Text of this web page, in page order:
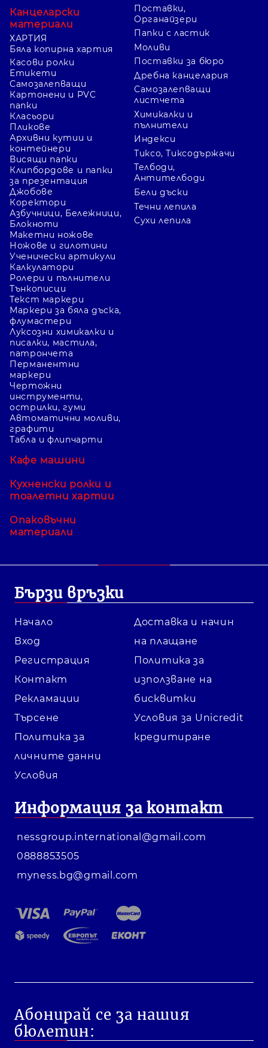
Канцеларски
материали
ХАРТИЯ
Бяла копирна хартия
Касови ролки
Етикети
Самозалепващи
Картонени и PVC
папки
Класьори
Пликове
Архивни кутии и
контейнери
Висящи папки
Клипбордове и папки
за презентация
Джобове
Коректори
Азбучници, Бележници,
Блокноти
Поставки,
Органайзери
Папки с ластик
Моливи
Поставки за бюро
Дребна канцелария
Самозалепващи
листчета
Химикалки и
пълнители
Индекси
Тиксо, Тиксодържачи
Телбоди,
Антителбоди
Бели дъски
Течни лепила
Сухи лепила
Макетни ножове
Ножове и гилотини
Ученически артикули
Калкулатори
Ролери и пълнители
Тънкописци
Текст маркери
Маркери за бяла дъска,
флумастери
Луксозни химикалки и
писалки, мастила,
патрончета
Перманентни
маркери
Чертожни
инструменти,
острилки, гуми
Автоматични моливи,
графити
Табла и флипчарти
Кафе машини
Кухненски ролки и
тоалетни хартии
Опаковъчни
материали
Бързи връзки
Начало
Вход
Регистрация
Контакт
Рекламации
Търсене
Политика за
личните данни
Условия
Доставка и начин
на плащане
Политика за
използване на
бисквитки
Условия за Unicredit
кредитиране
Информация за контакт
nessgroup.international@gmail.com
0888853505
myness.bg@gmail.com
Абонирай се за нашия
бюлетин: